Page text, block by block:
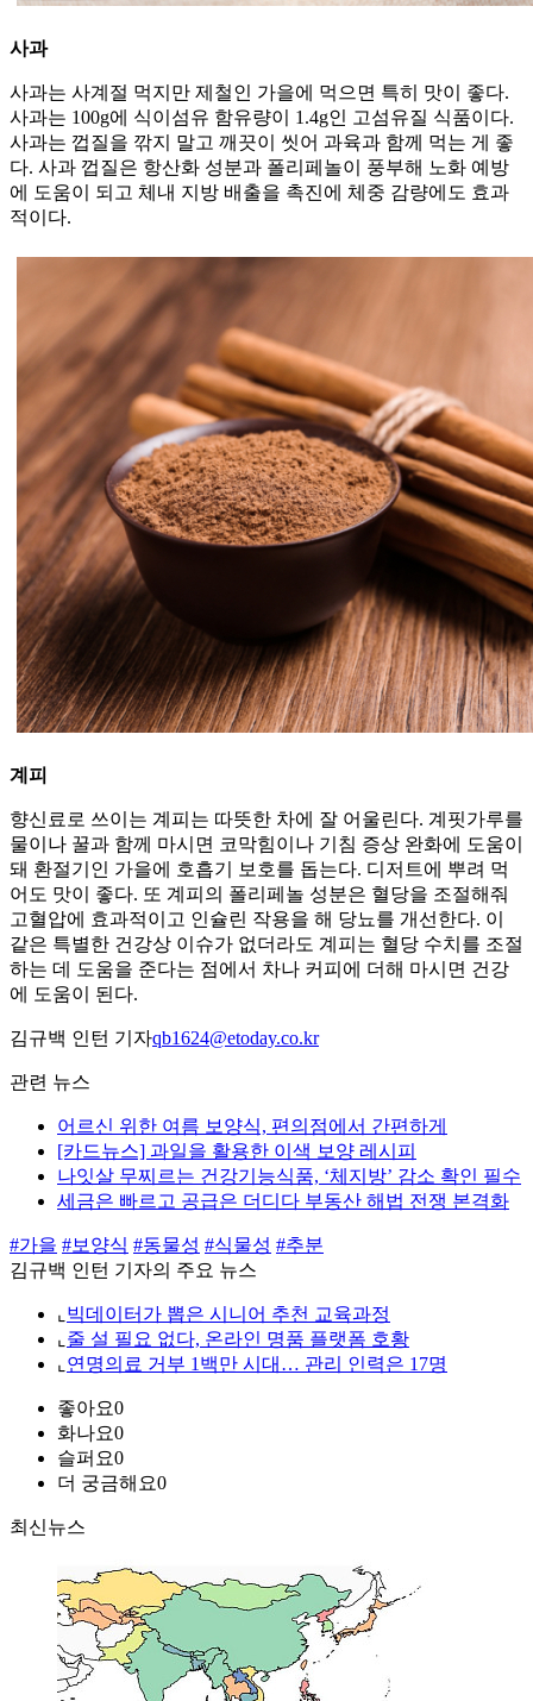
사과
사과는 사계절 먹지만 제철인 가을에 먹으면 특히 맛이 좋다.
사과는 100g에 식이섬유 함유량이 1.4g인 고섬유질 식품이다.
사과는 껍질을 깎지 말고 깨끗이 씻어 과육과 함께 먹는 게 좋
다. 사과 껍질은 항산화 성분과 폴리페놀이 풍부해 노화 예방
에 도움이 되고 체내 지방 배출을 촉진에 체중 감량에도 효과
적이다.
계피
향신료로 쓰이는 계피는 따뜻한 차에 잘 어울린다. 계핏가루를
물이나 꿀과 함께 마시면 코막힘이나 기침 증상 완화에 도움이
돼 환절기인 가을에 호흡기 보호를 돕는다. 디저트에 뿌려 먹
어도 맛이 좋다. 또 계피의 폴리페놀 성분은 혈당을 조절해줘
고혈압에 효과적이고 인슐린 작용을 해 당뇨를 개선한다. 이
같은 특별한 건강상 이슈가 없더라도 계피는 혈당 수치를 조절
하는 데 도움을 준다는 점에서 차나 커피에 더해 마시면 건강
에 도움이 된다.
김규백 인턴 기자qb1624@etoday.co.kr
관련 뉴스
어르신 위한 여름 보양식, 편의점에서 간편하게
[카드뉴스] 과일을 활용한 이색 보양 레시피
나잇살 무찌르는 건강기능식품, ‘체지방’ 감소 확인 필수
세금은 빠르고 공급은 더디다 부동산 해법 전쟁 본격화
#가을 #보양식 #동물성 #식물성 #추분
김규백 인턴 기자의 주요 뉴스
⌞ 빅데이터가 뽑은 시니어 추천 교육과정
⌞ 줄 설 필요 없다, 온라인 명품 플랫폼 호황
⌞ 연명의료 거부 1백만 시대… 관리 인력은 17명
좋아요0
화나요0
슬퍼요0
더 궁금해요0
최신뉴스